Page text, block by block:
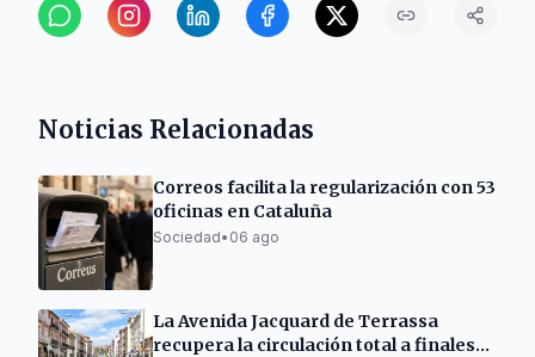
Noticias Relacionadas
Correos facilita la regularización con 53
oficinas en Cataluña
Sociedad• 06 ago
La Avenida Jacquard de Terrassa
recupera la circulación total a finales